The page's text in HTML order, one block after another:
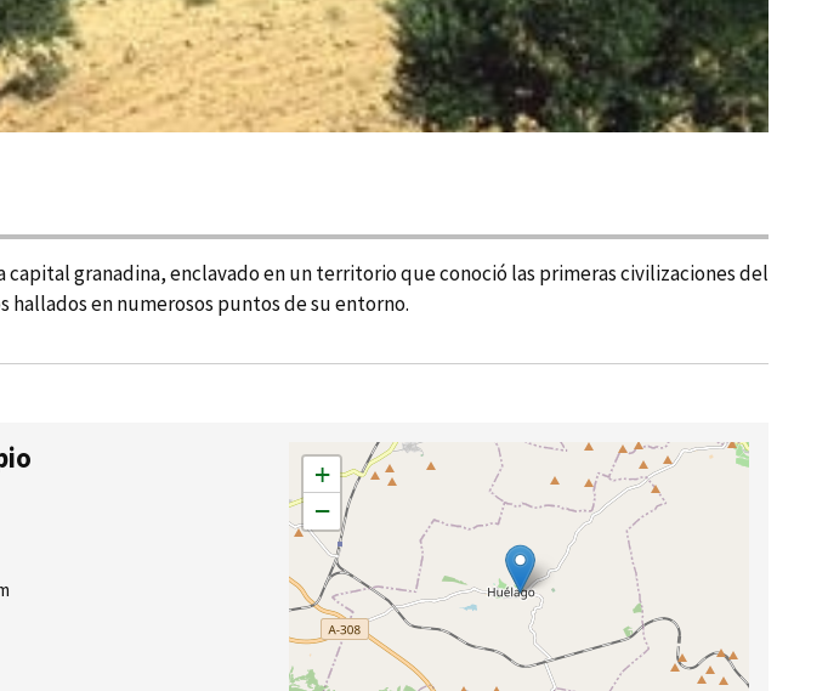
granadina, enclavado en un territorio que conoció las primeras civilizaciones del
en numerosos puntos de su entorno.
+
−